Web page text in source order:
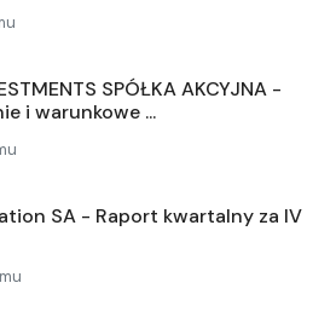
SPÓŁKA AKCYJNA -
i warunkowe ...
SA - Raport kwartalny za IV